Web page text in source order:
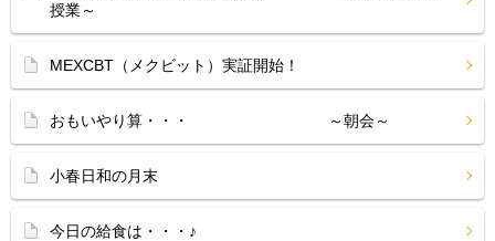
授業～
MEXCBT（メクビット）実証開始！
おもいやり算・・・ ～朝会～
小春日和の月末
今日の給食は・・・♪